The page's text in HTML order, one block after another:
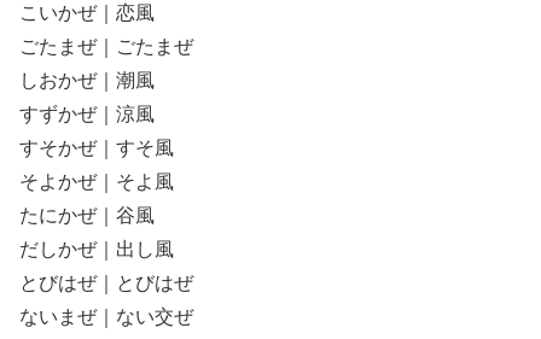
こいかぜ｜恋風
ごたまぜ｜ごたまぜ
しおかぜ｜潮風
すずかぜ｜涼風
すそかぜ｜すそ風
そよかぜ｜そよ風
たにかぜ｜谷風
だしかぜ｜出し風
とびはぜ｜とびはぜ
ないまぜ｜ない交ぜ